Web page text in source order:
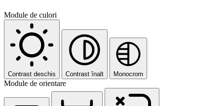
Module de culori
Contrast deschis Contrast înalt Monocrom
Module de orientare